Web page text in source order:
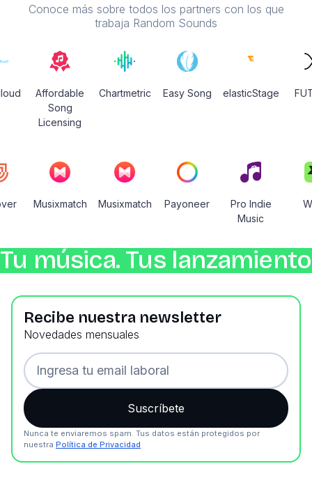
Conoce más sobre todos los partners con los que
trabaja Random Sounds
Affordable
Song
Licensing
Chartmetric Easy Song elasticStage
Musixmatch Musixmatch Payoneer
Pro Indie
Music
Tu música. Tus
Recibe nuestra newsletter
Novedades mensuales
Nunca te enviaremos spam. Tus datos están protegidos por
nuestra Política de Privacidad